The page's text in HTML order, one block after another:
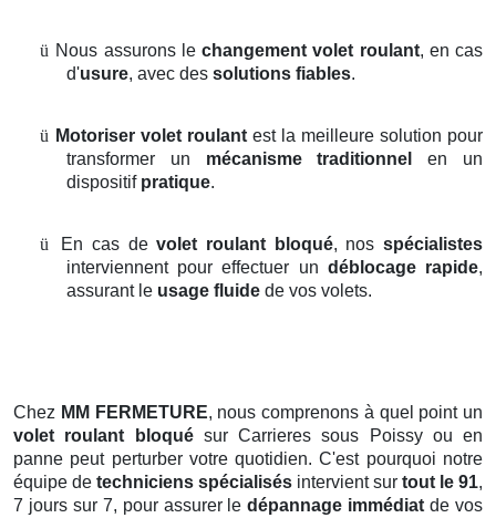
ü Nous assurons lechangement volet roulant, en cas
d'usure, avec des solutions fiables.
ü Motoriser volet roulantest la meilleure solution pour
transformer un mécanisme traditionnel
en un
dispositif pratique.
ü En cas devolet roulant bloqué, nosspécialistes
interviennent pour effectuer un déblocage rapide,
assurant le usage fluide de vos volets.
Chez MM FERMETURE, nous comprenons à quel point un
volet roulant bloquésur Carrieres sous Poissy ou en
panne peut perturber votre quotidien. C'est pourquoi notre
équipe de techniciens spécialisés intervient sur tout le 91,
7 jours sur 7, pour assurer ledépannage immédiatde vos